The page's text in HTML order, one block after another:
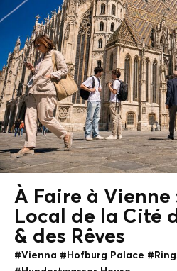
À Faire à Vienne
Local de la Cité
& des Rêves
#Vienna #Hofburg Palace